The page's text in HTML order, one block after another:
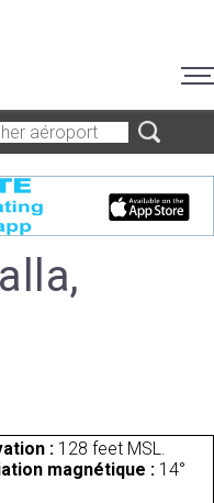
: 128 feet MSL.
magnétique : 14°